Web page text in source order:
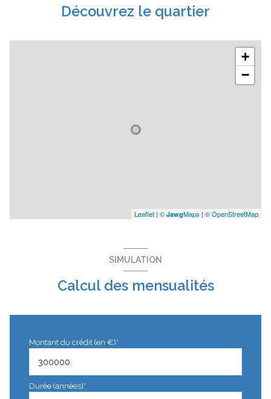
Découvrez le quartier
+
−
Leaflet | © JawgMaps | © OpenStreetMap
SIMULATION
Calcul des mensualités
Montant du crédit (en €)*
Durée (années)*